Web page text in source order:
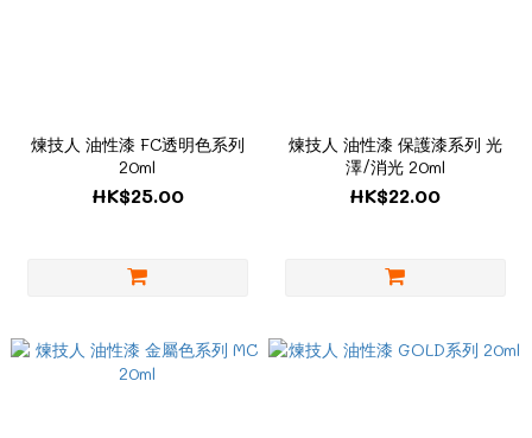
煉技人 油性漆 FC透明色系列
20ml
HK$25.00
煉技人 油性漆 保護漆系列 光
澤/消光 20ml
HK$22.00